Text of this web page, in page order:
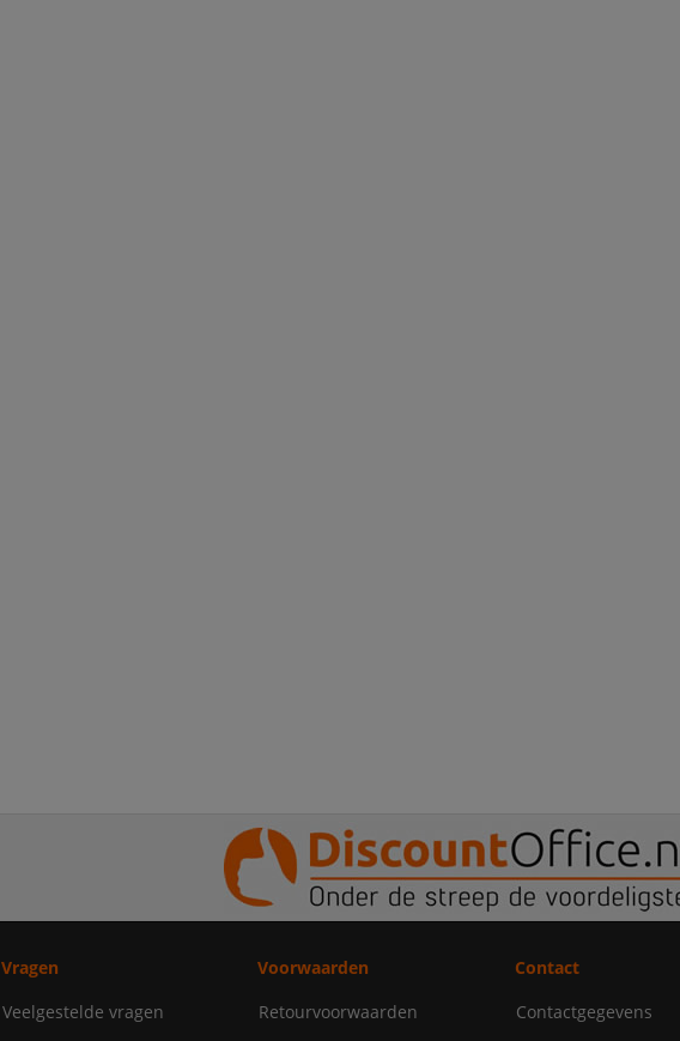
Vragen
Veelgestelde vragen
Voorwaarden
Retourvoorwaarden
Contact
Contactgegevens